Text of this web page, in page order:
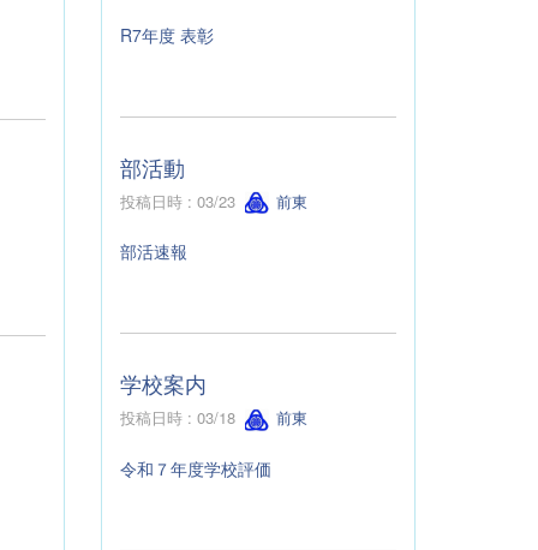
R7年度 表彰
部活動
投稿日時 : 03/23 前東
部活速報
学校案内
投稿日時 : 03/18 前東
令和７年度学校評価